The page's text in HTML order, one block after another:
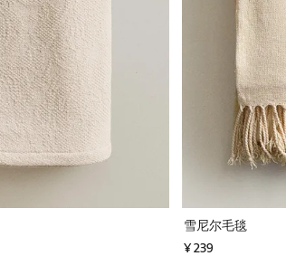
雪尼尔毛毯
¥ 239